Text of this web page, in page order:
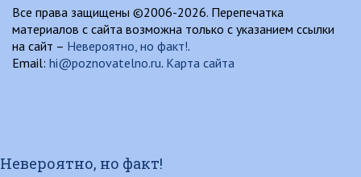
Все права защищены ©2006-2026. Перепечатка
материалов с сайта возможна только с указанием ссылки
на сайт – Невероятно, но факт!.
Email: hi@poznovatelno.ru. Карта сайта
Невероятно, но факт!